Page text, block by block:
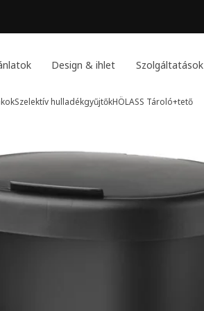
Design & ihlet Szolgáltatások
Szelektív hulladékgyűjtőkHÖLASS Tároló+tető